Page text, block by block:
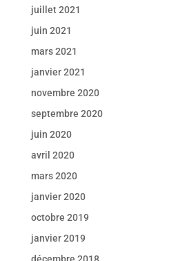
juillet 2021
juin 2021
mars 2021
janvier 2021
novembre 2020
septembre 2020
juin 2020
avril 2020
mars 2020
janvier 2020
octobre 2019
janvier 2019
décembre 2018